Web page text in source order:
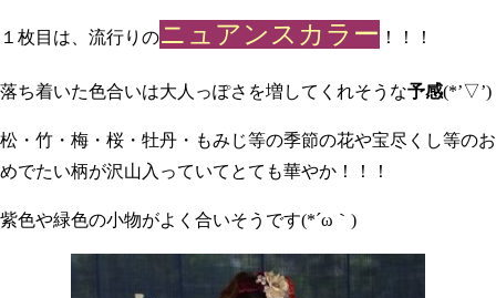
１枚目は、流行りのニュアンスカラー ！！！
落ち着いた色合いは大人っぽさを増してくれそうな予感(*’▽’)
松・竹・梅・桜・牡丹・もみじ等の季節の花や宝尽くし等のお
めでたい柄が沢山入っていてとても華やか！！！
紫色や緑色の小物がよく合いそうです(*´ω｀)